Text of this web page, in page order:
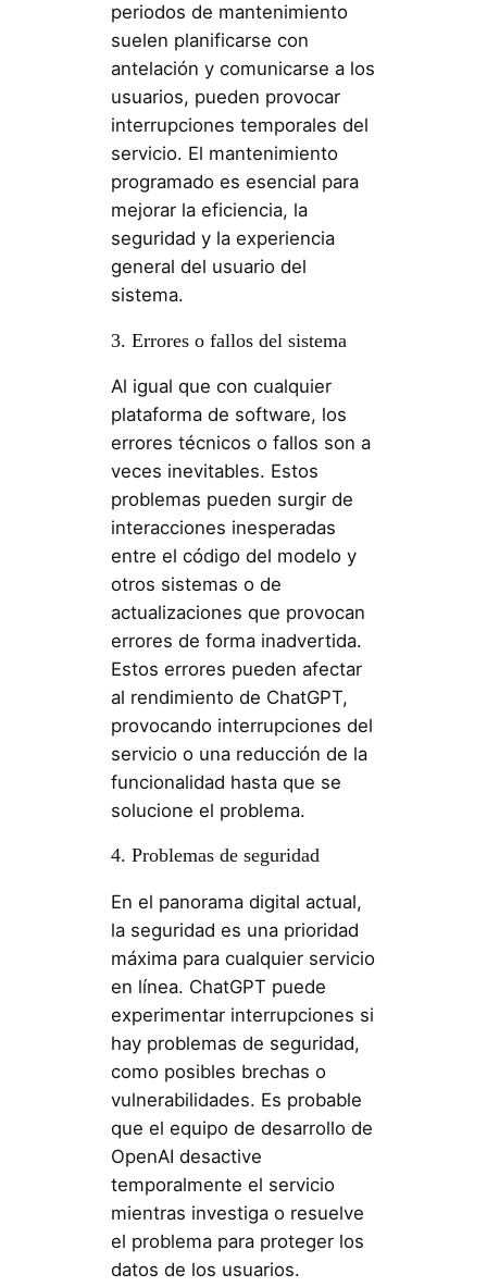
periodos de mantenimiento
suelen planificarse con
antelación y comunicarse a los
usuarios, pueden provocar
interrupciones temporales del
servicio. El mantenimiento
programado es esencial para
mejorar la eficiencia, la
seguridad y la experiencia
general del usuario del
sistema.
3. Errores o fallos del sistema
Al igual que con cualquier
plataforma de software, los
errores técnicos o fallos son a
veces inevitables. Estos
problemas pueden surgir de
interacciones inesperadas
entre el código del modelo y
otros sistemas o de
actualizaciones que provocan
errores de forma inadvertida.
Estos errores pueden afectar
al rendimiento de ChatGPT,
provocando interrupciones del
servicio o una reducción de la
funcionalidad hasta que se
solucione el problema.
4. Problemas de seguridad
En el panorama digital actual,
la seguridad es una prioridad
máxima para cualquier servicio
en línea. ChatGPT puede
experimentar interrupciones si
hay problemas de seguridad,
como posibles brechas o
vulnerabilidades. Es probable
que el equipo de desarrollo de
OpenAI desactive
temporalmente el servicio
mientras investiga o resuelve
el problema para proteger los
datos de los usuarios.